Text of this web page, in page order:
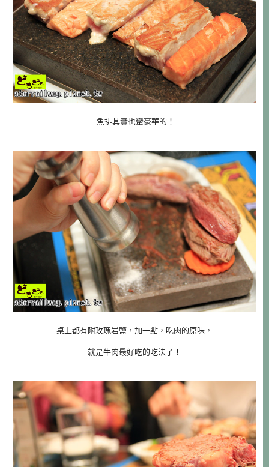
魚排其實也蠻豪華的！
桌上都有附玫瑰岩鹽，加一點，吃肉的原味，
就是牛肉最好吃的吃法了！